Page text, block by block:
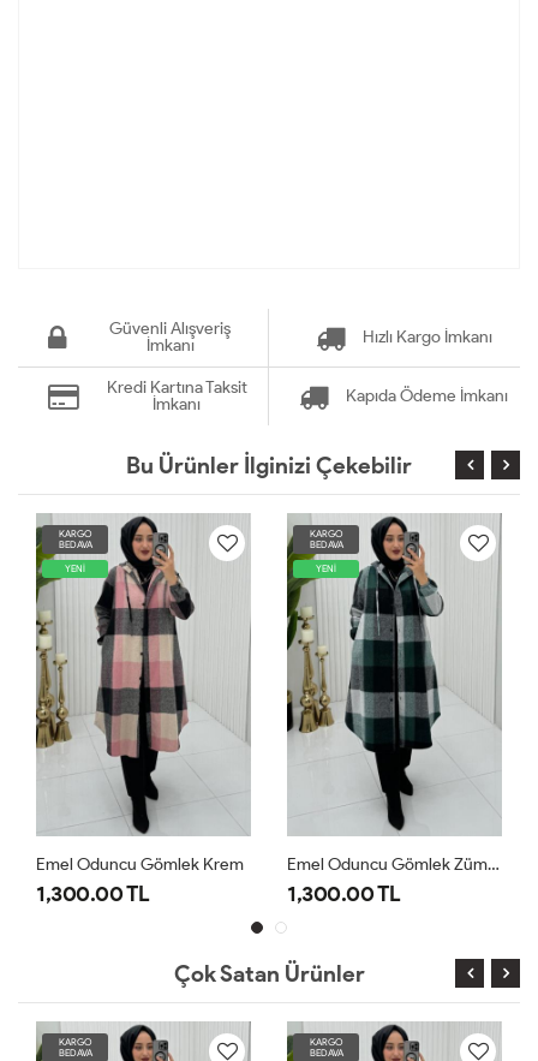
Güvenli Alışveriş
İmkanı
Hızlı Kargo İmkanı
Kredi Kartına Taksit
İmkanı
Kapıda Ödeme İmkanı
Bu Ürünler İlginizi Çekebilir
KARGO
BEDAVA
YENİ
Emel Oduncu Gömlek Krem
1,300.00 TL
KARGO
BEDAVA
YENİ
Emel Oduncu Gömlek Zümrüt
1,300.00 TL
Çok Satan Ürünler
KARGO
BEDAVA
KARGO
BEDAVA